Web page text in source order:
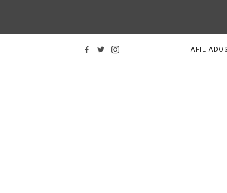
AFILIADOS